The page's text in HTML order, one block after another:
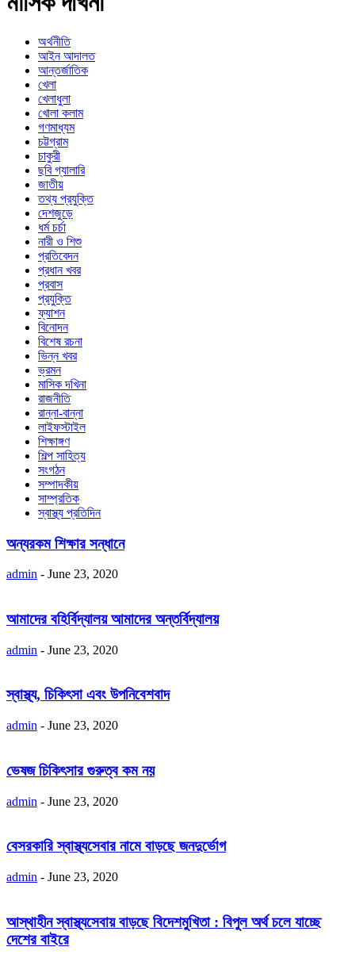
অর্থনীতি
আইন আদালত
আন্তর্জাতিক
খেলা
খেলাধুলা
খোলা কলাম
গণমাধ্যম
চট্টগ্রাম
চাকুরী
ছবি গ্যালারি
জাতীয়
তথ্য প্রযুক্তি
দেশজুড়ে
ধর্ম চর্চা
নারী ও শিশু
প্রতিবেদন
প্রধান খবর
প্রবাস
প্রযুক্তি
ফ্যাশন
বিনোদন
বিশেষ রচনা
ভিন্ন খবর
ভ্রমন
মাসিক দখিনা
রাজনীতি
রান্না-বান্না
লাইফস্টাইল
শিক্ষাঙ্গণ
শিল্প সাহিত্য
সংগঠন
সম্পাদকীয়
সাম্প্রতিক
স্বাস্থ্য প্রতিদিন
অন্যরকম শিক্ষার সন্ধানে
admin - June 23, 2020
আমাদের বহির্বিদ্যালয় আমাদের অন্তর্বিদ্যালয়
admin - June 23, 2020
স্বাস্থ্য, চিকিৎসা এবং উপনিবেশবাদ
admin - June 23, 2020
ভেষজ চিকিৎসার গুরুত্ব কম নয়
admin - June 23, 2020
বেসরকারি স্বাস্থ্যসেবার নামে বাড়ছে জনদুর্ভোগ
admin - June 23, 2020
আস্থাহীন স্বাস্থ্যসেবায় বাড়ছে বিদেশমুখিতা : বিপুল অর্থ চলে যাচ্ছে
দেশের বাইরে